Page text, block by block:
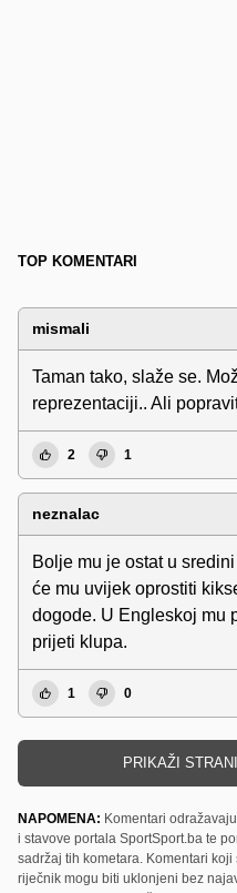
TOP KOMENTARI
mismali
Taman tako, slaže se.
reprezentaciji.. Ali
2 1
neznalac
Bolje mu je ostat u
će mu uvijek oprostiti
dogode. U Engleskoj mu
prijeti klupa.
1 0
PRIKAŽI
NAPOMENA: Komentari
i stavove portala SportSport.ba te
sadržaj tih kometara. Komentari
riječnik mogu biti uklonjeni bez